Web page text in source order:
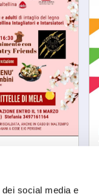
social media e